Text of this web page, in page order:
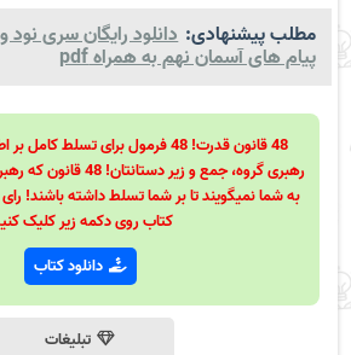
مطلب پیشنهادی: دانلود رایگان سری
پیام های آسمان نهم به همراه pdf
رهبری گروه، جمع و زیر
به شما نمیگویند تا بر شما تسلط داشته باشند!
کتاب روی دکمه زیر کلیک
دانلود کتاب
تبلیغات